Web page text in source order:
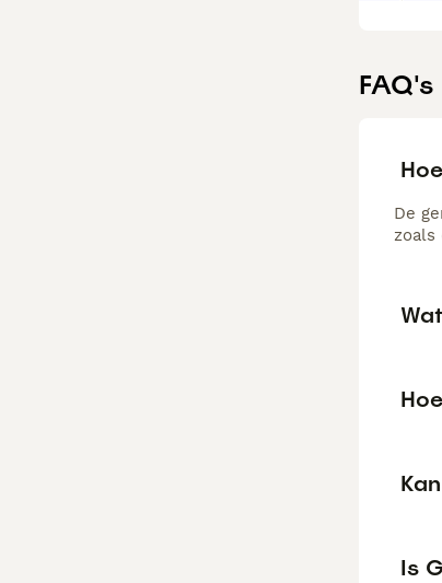
FAQ's
De
zoals
Is